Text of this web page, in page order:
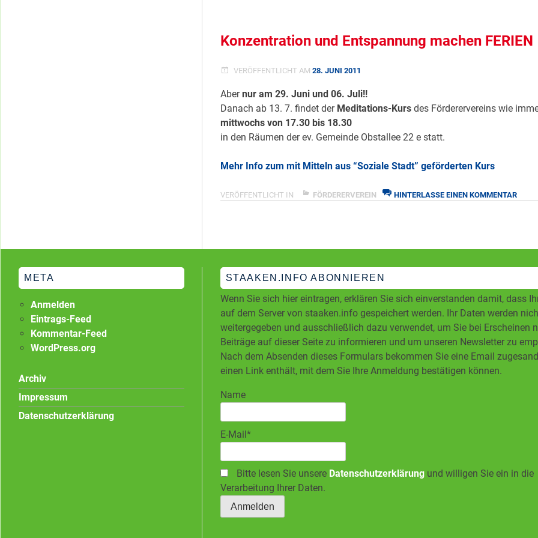
FERTIG!
Konzentration und Entspannung machen FERIEN
VERÖFFENTLICHT AM 28. JUNI 2011
Abernur am 29. Juni und 06. Juli!!
Danach ab 13. 7. findet der Meditations-Kursdes Förderervereins wie
mittwochs von 17.30 bis 18.30
in den Räumen der ev. Gemeinde Obstallee 22 e statt.
Mehr Info zum mit Mitteln aus “Soziale Stadt” geförderten Kurs
VERÖFFENTLICHT IN FÖRDERERVEREIN HINTERLASSE EINEN KOMMENTARZU
STAAKEN.INFO ABONNIEREN
Wenn Sie sich hier eintragen, erklären Sie sich einverstanden damit, dass
auf dem Server von staaken.info gespeichert werden. Ihr Daten werden
weitergegeben und ausschließlich dazu verwendet, um Sie bei Erscheinen
Beiträge auf dieser Seite zu informieren und um unseren Newsletter zu
Nach dem Absenden dieses Formulars bekommen Sie eine Email
einen Link enthält, mit dem Sie Ihre Anmeldung bestätigen können.
Name
E-Mail*
Bitte lesen Sie unsere Datenschutzerklärungund willigen Sie ein in die
Verarbeitung Ihrer Daten.
META
Anmelden
Eintrags-Feed
Kommentar-Feed
WordPress.org
Archiv
Impressum
Datenschutzerklärung